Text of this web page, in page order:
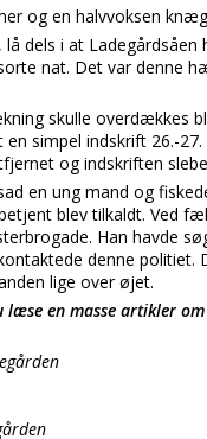
og en halvvoksen
lå dels i at
nat. Det var denne
skulle overdækkes
simpel indskrift 26.-
og indskriften
en ung mand og
blev tilkaldt. Ved
Han havde
denne
lige over øjet.
læse en masse artikler